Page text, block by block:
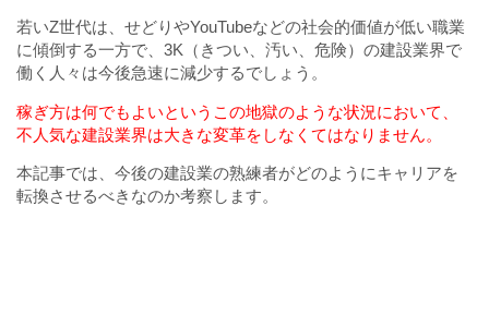
若いZ世代は、せどりやYouTubeなどの社会的価値が低い職業
に傾倒する一方で、3K（きつい、汚い、危険）の建設業界で
働く人々は今後急速に減少するでしょう。
稼ぎ方は何でもよいというこの地獄のような状況において、
不人気な建設業界は大きな変革をしなくてはなりません。
本記事では、今後の建設業の熟練者がどのようにキャリアを
転換させるべきなのか考察します。